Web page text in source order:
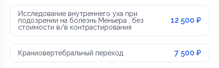
Исследование внутреннего уха при
подозрении на болезнь Меньера , без
стоимости в/в контрастирования
12 500 ₽
Краниовертебральный переход 7 500 ₽